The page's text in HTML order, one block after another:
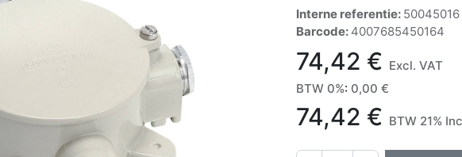
Interne referentie: 50045016
Barcode: 4007685450164
74,42 € Excl. VAT
BTW 0%: 0,00 €
74,42 € BTW 21%